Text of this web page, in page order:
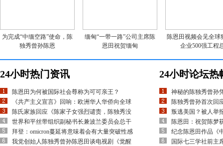
为完成“中缅空路”使命，陈
独秀曾孙陈恩
缅甸“一带一路”公司主席陈
恩田祝贺缅甸
陈恩田视频会见全球
企业500强工程
24小时热门资讯
陈恩田为何被国际社会尊称为可可亲王？
《共产主义宣言》回响：欧洲华人华侨向全球
陈氏家族回应《陈家子女强烈谴责，陈独秀没
世界和平丝带组织副秘书长兼波兰委员会总干
拜登：omicron蔓延将意味着会有大量突破性感
我党创始人陈独秀曾孙陈恩田谈电视剧《觉醒
24小时论坛热
神秘的陈独秀曾孙
陈独秀曾孙首次回
叛逃美国？被人举
陈恩田：祝贺陈梦
纪念陈恩田作品《
国际七三学社前主